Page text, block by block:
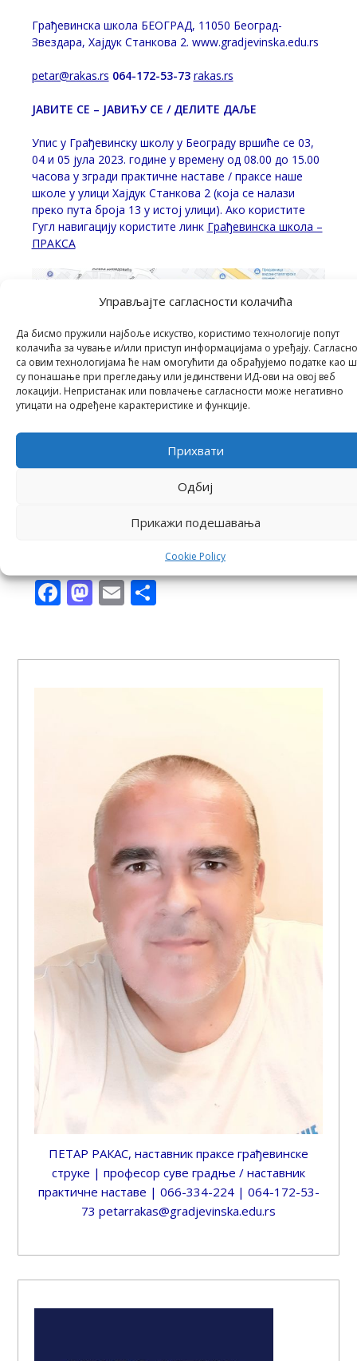
Управљајте сагласности колачића
Да бисмо пружили најбоље искуство, користимо технологије попут
колачића за чување и/или приступ информацијама о уређају.
са овим технологијама ће нам омогућити да обрађујемо податке као
су понашање при прегледању или јединствени ИД-ови на овој веб
локацији. Непристанак или повлачење сагласности може негативно
утицати на одређене карактеристике и функције.
Прихвати
Одбиј
Прикажи подешавања
Cookie Policy
Грађевинска школа БЕОГРАД, 11050 Београд-
Звездара, Хајдук Станкова 2. www.gradjevinska.edu.rs
petar@rakas.rs 064-172-53-73 rakas.rs
ЈАВИТЕ СЕ – ЈАВИЋУ СЕ / ДЕЛИТЕ ДАЉЕ
Упис у Грађевинску школу у Београду вршиће се 03,
04 и 05 јула 2023. године у времену од 08.00 до 15.00
часова у згради практичне наставе / праксе наше
школе у улици Хајдук Станкова 2 (која се налази
преко пута броја 13 у истој улици). Ако користите
Гугл навигацију користите линк Грађевинска школа –
ПРАКСА
Post Views:770
Facebook
Mastodon
EmailShare
ПЕТАР РАКАС, наставник праксе грађевинске
струке | професор суве градње / наставник
практичне наставе | 066-334-224 | 064-172-53-
73 petarrakas@gradjevinska.edu.rs